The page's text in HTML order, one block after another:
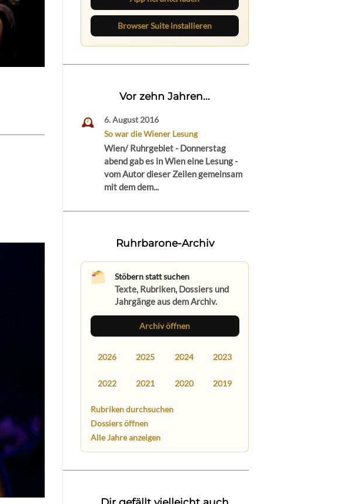
Browser Suite installieren
Vor zehn Jahren...
6. August 2016
So war die Wiener Lesung
Wien/ Ruhrgebiet - Donnerstag
abend gab es in Wien eine Lesung -
vom Autor dieser Zeilen gemeinsam
mit dem dem...
Ruhrbarone-Archiv
Stöbern statt suchen
Texte, Rubriken, Dossiers und
Jahrgänge aus dem Archiv.
Archiv öffnen
2026 2025 2024 2023
2022 2021 2020 2019
Rubriken durchsuchen
Dossiers öffnen
Alle Jahre anzeigen